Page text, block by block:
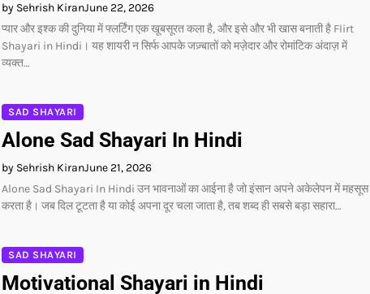
by Sehrish KiranJune 22, 2026
प्यार और इश्क की दुनिया में फ्लर्टिंग एक खूबसूरत कला है, और इसे और भी खास बनाती है Flirt
Shayari in Hindi। यह शायरी न सिर्फ आपके जज़्बातों को मज़ेदार और रोमांटिक अंदाज़ में
व्यक्त…
SAD SHAYARI
Alone Sad Shayari In Hindi
by Sehrish KiranJune 21, 2026
Alone Sad Shayari In Hindi उन भावनाओं का आईना है जो इंसान अपने अकेलेपन में महसूस
करता है। जब दिल टूटता है या कोई अपना दूर चला जाता है, तब शब्द ही सबसे बड़ा सहारा…
SAD SHAYARI
Motivational Shayari in Hindi